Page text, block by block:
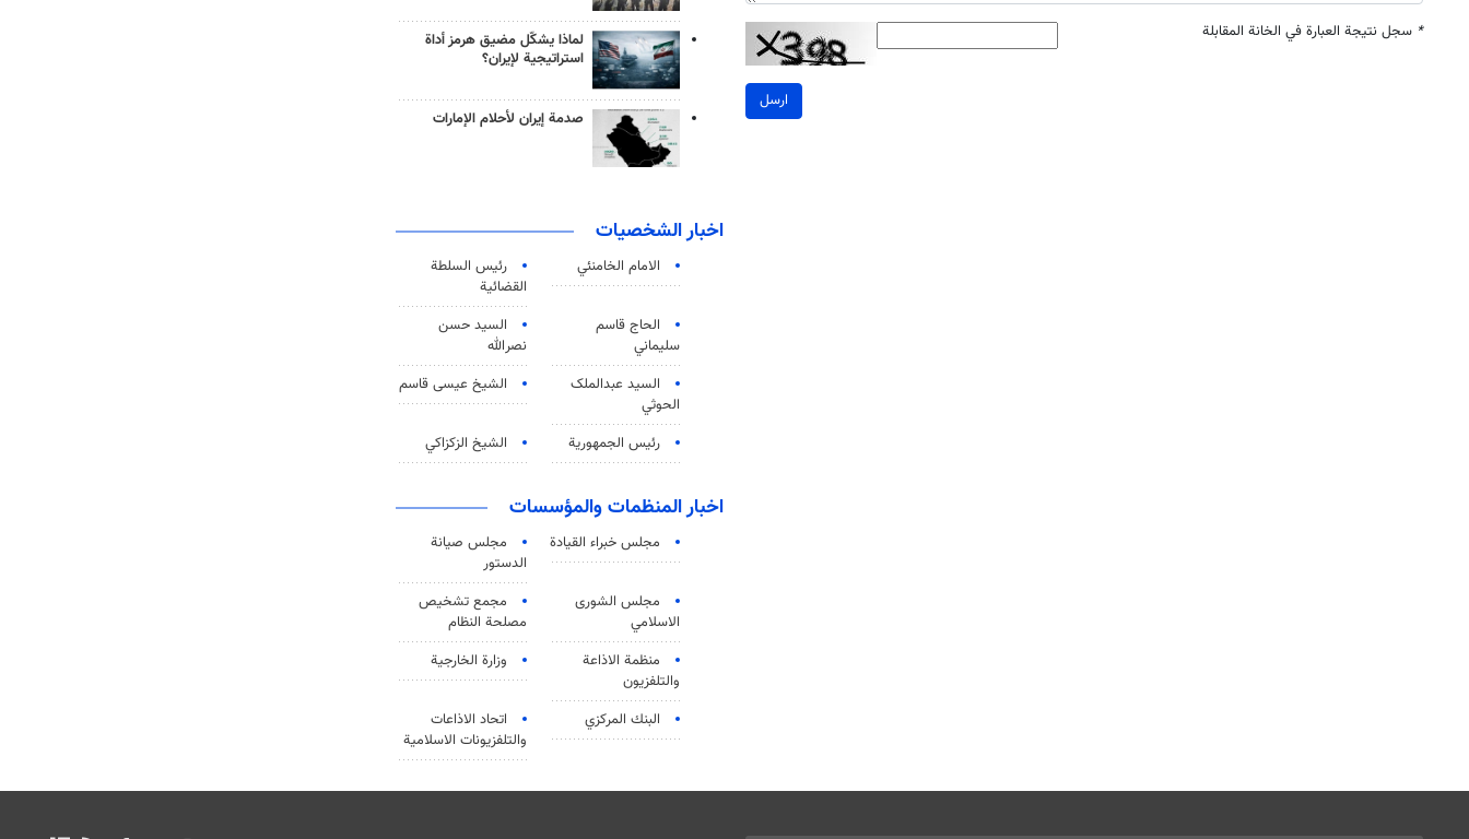
* سجل نتيجة العبارة في الخانة المقابلة
ارسل
لماذا يشكّل مضيق هرمز أداة
استراتيجية لإيران؟
صدمة إيران لأحلام الإمارات
اخبار الشخصيات
الامام الخامنئي
رئیس السلطة
القضائیة
الحاج قاسم
سليماني
السيد حسن
نصرالله
السید عبدالملک
الحوثي
الشيخ عيسى قاسم
رئيس الجمهورية الشيخ الزكزاكي
اخبار المنظمات والمؤسسات
مجلس خبراء القيادة
مجلس صيانة
الدستور
مجلس الشورى
الاسلامي
مجمع تشخيص
مصلحة النظام
منظمة الاذاعة
والتلفزیون
وزارة الخارجية
البنك المركزي
اتحاد الاذاعات
والتلفزيونات الاسلامية